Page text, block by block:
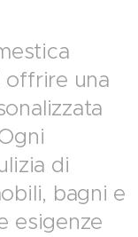
offrire una
di
bagni e
esigenze